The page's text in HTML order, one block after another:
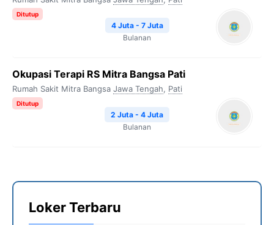
Ditutup
4 Juta - 7 Juta
Bulanan
Okupasi Terapi RS Mitra Bangsa Pati
Rumah Sakit Mitra Bangsa Jawa Tengah, Pati
Ditutup
2 Juta - 4 Juta
Bulanan
Loker Terbaru